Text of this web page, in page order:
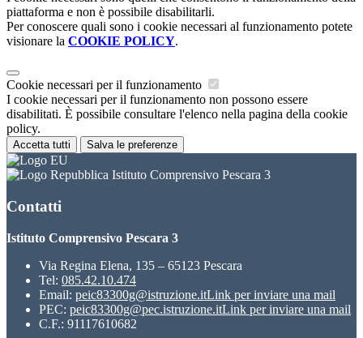
piattaforma e non è possibile disabilitarli.
Per conoscere quali sono i cookie necessari al funzionamento potete
visionare la COOKIE POLICY.
Cookie necessari per il funzionamento
I cookie necessari per il funzionamento non possono essere
disabilitati. È possibile consultare l'elenco nella pagina della cookie
policy.
Accetta tutti Salva le preferenze
Istituto Comprensivo Pescara 3
Contatti
Istituto Comprensivo Pescara 3
Via Regina Elena, 135 – 65123 Pescara
Tel: 085.42.10.474
Email: peic83300g@istruzione.itLink per inviare una mail
PEC: peic83300g@pec.istruzione.itLink per inviare una mail
C.F.: 91117610682